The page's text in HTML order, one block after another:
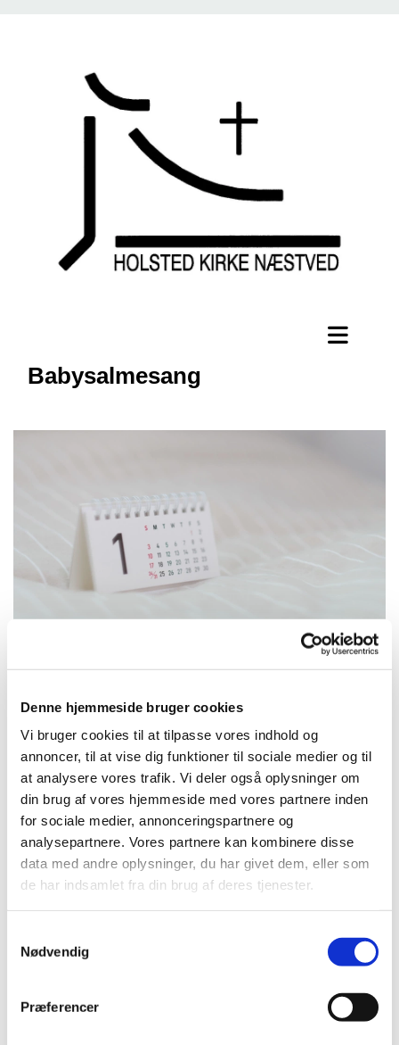
Denne hjemmeside bruger cookies
Vi bruger cookies til at tilpasse vores indhold og
annoncer, til at vise dig funktioner til sociale medier og til
at analysere vores trafik. Vi deler også oplysninger om
din brug af vores hjemmeside med vores partnere inden
for sociale medier, annonceringspartnere og
analysepartnere. Vores partnere kan kombinere disse
data med andre oplysninger, du har givet dem, eller som
de har indsamlet fra din brug af deres tjenester.
Nødvendig
Præferencer
Babysalmesang
Onsdag 10. februar 2027, kl. 10:00 -
10:45
Du vil måske også kunne lide...